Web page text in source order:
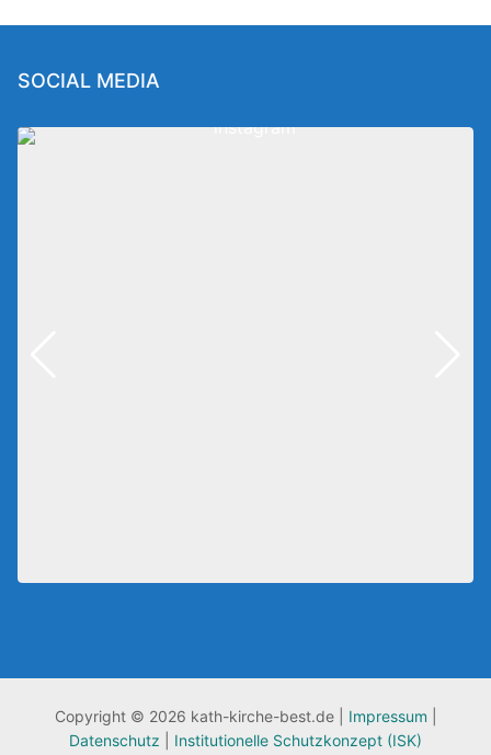
SOCIAL MEDIA
Copyright © 2026 kath-kirche-best.de | Impressum
Datenschutz
Institutionelle Schutzkonzept (ISK)